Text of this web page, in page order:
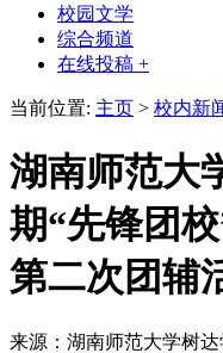
校园文学
综合频道
在线投稿 +
当前位置: 主页 > 校内新
湖南师范大
期“先锋团
第二次团辅
来源：湖南师范大学树达